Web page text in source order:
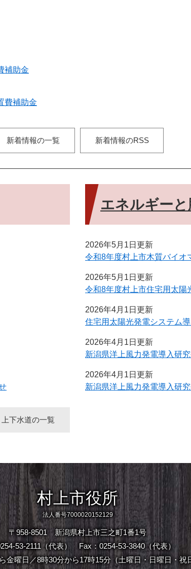
補助金
費補助金
新着情報の一覧 新着情報のRSS
上下水道の一覧
エネルギー
2026年5月1日更新
令和8年度村上市木質バイオ
2026年5月1日更新
令和8年度村上市住宅用太陽
2026年4月1日更新
住宅用太陽光発電システム
2026年4月1日更新
新潟県洋上風力発電導入研
2026年4月1日更新
新潟県洋上風力発電導入研
村上市役所
法人番号7000020152129
〒958-8501 新潟県村上市三之町1番1号
53-2111（代表）
Fax：0254-53-3840（代表）
金曜日／8時30分から17時15分（土曜日・日曜日・祝